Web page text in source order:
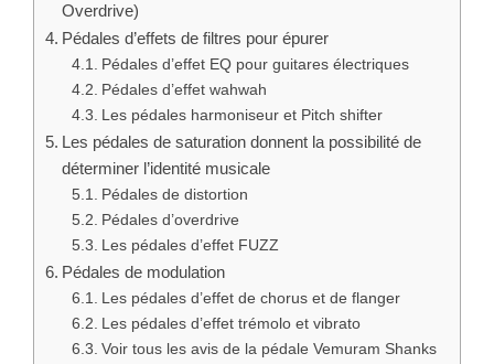
Overdrive)
Pédales d’effets de filtres pour épurer
Pédales d’effet EQ pour guitares électriques
Pédales d’effet wahwah
Les pédales harmoniseur et Pitch shifter
Les pédales de saturation donnent la possibilité de
déterminer l’identité musicale
Pédales de distortion
Pédales d’overdrive
Les pédales d’effet FUZZ
Pédales de modulation
Les pédales d’effet de chorus et de flanger
Les pédales d’effet trémolo et vibrato
Voir tous les avis de la pédale Vemuram Shanks